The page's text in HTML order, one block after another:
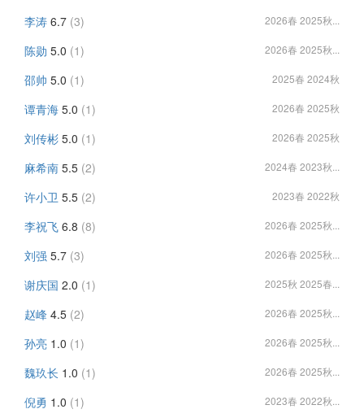
李涛 6.7 (3) 2026春 2025秋...
陈勋 5.0 (1) 2026春 2025秋...
邵帅 5.0 (1) 2025春 2024秋
谭青海 5.0 (1) 2026春 2025秋
刘传彬 5.0 (1) 2026春 2025秋
麻希南 5.5 (2) 2024春 2023秋...
许小卫 5.5 (2) 2023春 2022秋
李祝飞 6.8 (8) 2026春 2025秋...
刘强 5.7 (3) 2026春 2025秋...
谢庆国 2.0 (1) 2025秋 2025春...
赵峰 4.5 (2) 2026春 2025秋...
孙亮 1.0 (1) 2026春 2025秋...
魏玖长 1.0 (1) 2026春 2025秋...
倪勇 1.0 (1) 2023春 2022秋...